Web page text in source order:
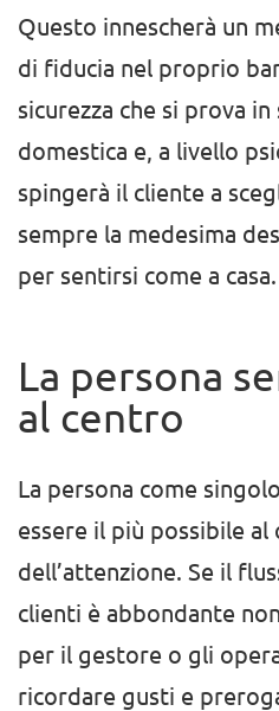
Questo innescherà un
di fiducia nel proprio
sicurezza che si prova in
domestica e, a livello
spingerà il cliente a
sempre la medesima
per sentirsi come a casa.
La persona
al centro
La persona come
essere il più possibile al
dell’attenzione. Se il
clienti è abbondante
per il gestore o gli
ricordare gusti e